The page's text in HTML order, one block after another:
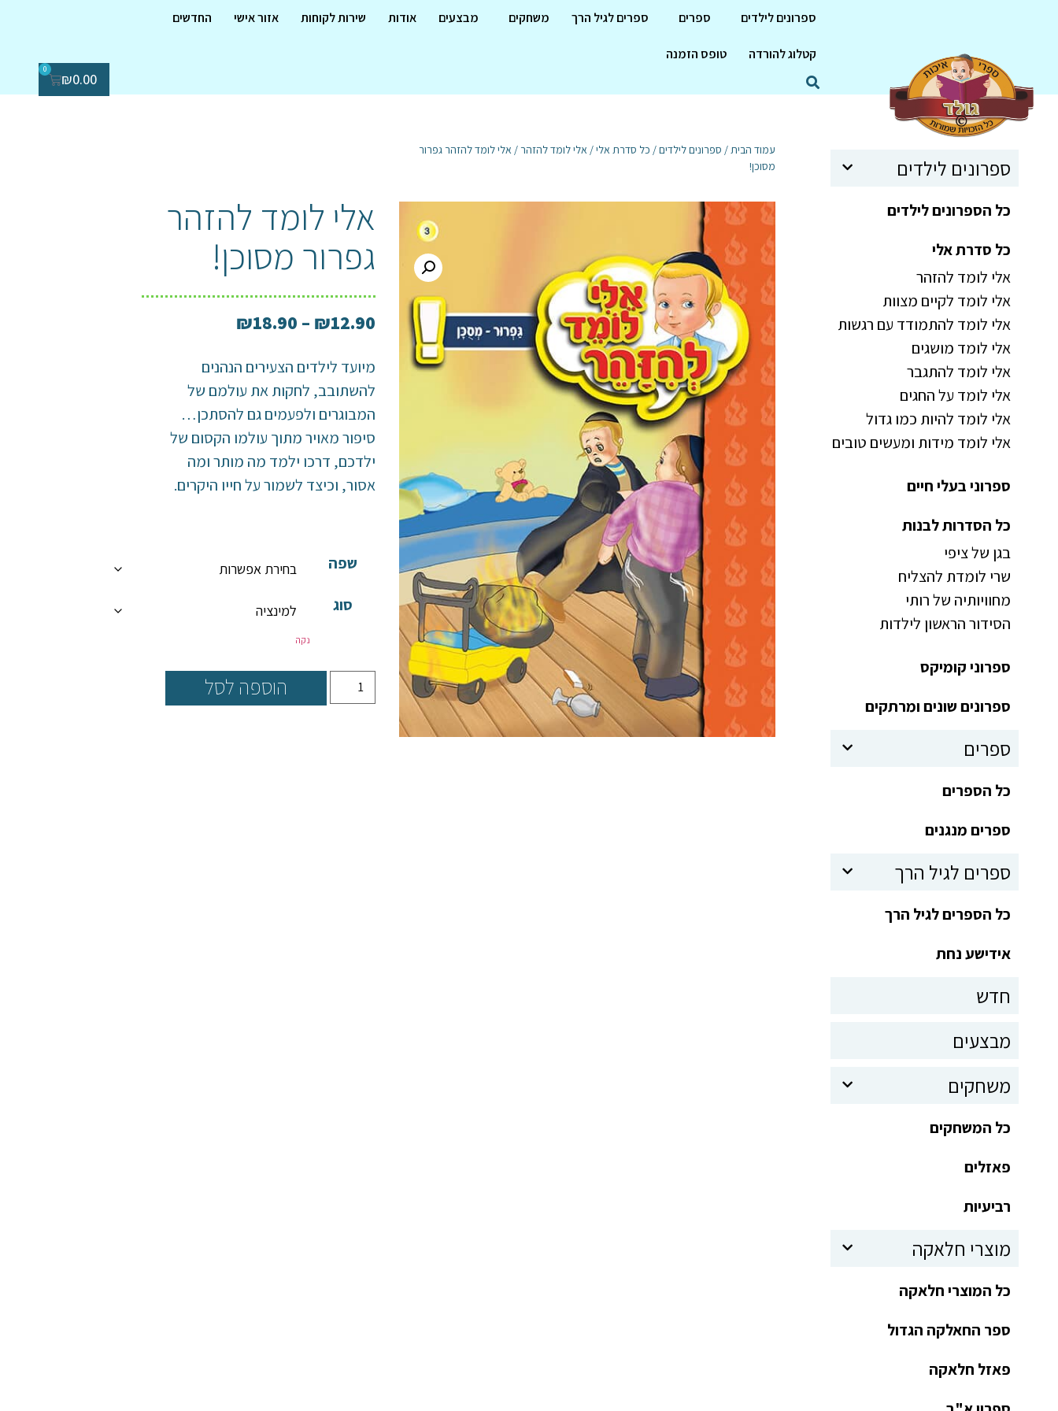
ספרונים לילדים ספרים ספרים לגיל הרך משחקים מבצעים אודות שירות לקוחות אזור אישי החדשים
קטלוג להורדה טופס הזמנה
₪0.00
0
ספרונים לילדים
כל הספרונים לילדים
כל סדרת אלי
אלי לומד להזהר
אלי לומד לקיים מצוות
אלי לומד להתמודד עם רגשות
אלי לומד מושגים
אלי לומד להתגבר
אלי לומד על החגים
אלי לומד להיות כמו גדול
אלי לומד מידות ומעשים טובים
ספרוני בעלי חיים
כל הסדרות לבנות
בגן של ציפי
שרי לומדת להצליח
מחוויותיה של רותי
הסידור הראשון לילדות
ספרוני קומיקס
ספרונים שונים ומרתקים
ספרים
כל הספרים
ספרים מנגנים
ספרים לגיל הרך
כל הספרים לגיל הרך
אידישע נחת
חדש
מבצעים
משחקים
כל המשחקים
פאזלים
רביעיות
מוצרי חלאקה
כל המוצרי חלאקה
ספר החאלקה הגדול
פאזל חלאקה
עמוד הבית/ ספרונים לילדים/ כל סדרת אלי/ אלי לומד להזהר / אלי לומד להזהר גפרור
מסוכן!
אלי לומד להזהר
גפרור מסוכן!
₪12.90
–
₪18.90
מיועד לילדים הצעירים הנהנים
להשתובב, לחקות את עולמם של
המבוגרים ולפעמים גם להסתכן…
סיפור מאויר מתוך עולמו הקסום של
ילדכם, דרכו ילמד מה מותר ומה
אסור, וכיצד לשמור על חייו היקרים.
שפה
סוג
נקה
הוספה לסל